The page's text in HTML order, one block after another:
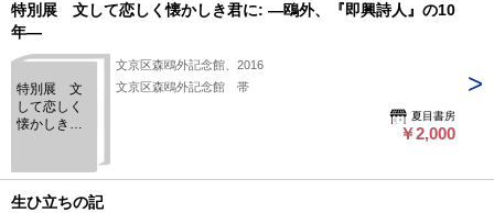
う表現は考慮にいれないで下さい。痛みなどの瑕疵につきまし
特別展 文して恋しく懐かしき君に: ―鴎外、『即興詩人』の10
年―
特別展 文
して恋しく
懐かしき君
人』の10年
―
文京区森鴎外記念館、2016
文京区森鴎外記念館 帯
夏目書房
￥2,000
生ひ立ちの記